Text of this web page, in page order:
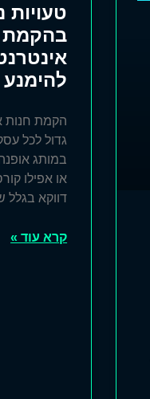
טעויות
בהקמת
הקמת חנות
גדול לכל
במותג
או אפילו
דווקא
קרא עוד »